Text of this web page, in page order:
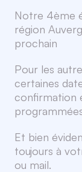
Notre 4ème
région
prochain
Pour les
certaines
confirmation
programmées
Et bien
toujours à
ou mail.